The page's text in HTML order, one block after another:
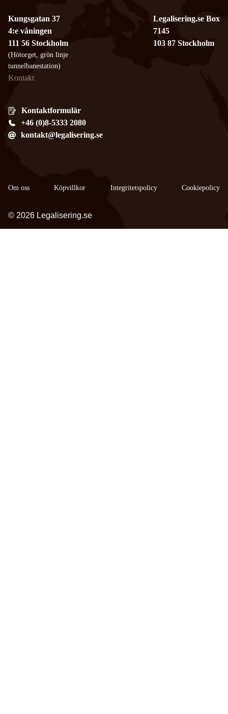
Kungsgatan 37
4:e våningen
111 56 Stockholm
(Hötorget, grön linje
tunnelbanestation)
Legalisering.se Box
7145
103 87 Stockholm
Kontakt
Kontaktformulär
+46 (0)8-5333 2080
kontakt@legalisering.se
© 2026 Legalisering.se
Om oss Köpvillkor ​Integritetspolicy Cookiepolicy